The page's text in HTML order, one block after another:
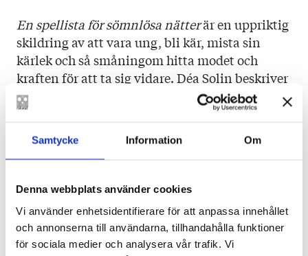
Samtycke Information Om
Denna webbplats använder cookies
Vi använder enhetsidentifierare för att anpassa innehållet
och annonserna till användarna, tillhandahålla funktioner
för sociala medier och analysera vår trafik. Vi
En spellista för sömnlösa nätterär en uppriktig
skildring av att vara ung, bli kär, mista sin
kärlek och så småningom hitta modet och
kraften för att ta sig vidare. Déa Solin beskriver
det förvirrade tillståndet strax innan
vuxenlivet: det är febrigt, trevande, gränslöst
glamourös, som en amerikansk TV-serie.
Stark debut för unga vuxna.
SYDSVENSKAN
Det är fattigt med ungdomsromaner i